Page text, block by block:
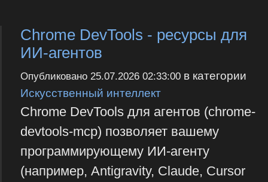
Chrome DevTools - ресурсы для
ИИ-агентов
Опубликовано 25.07.2026 02:33:00в категории
Искусственный интеллект
Chrome DevTools для агентов (chrome-
devtools-mcp) позволяет вашему
программирующему ИИ-агенту
(например, Antigravity, Claude, Cursor